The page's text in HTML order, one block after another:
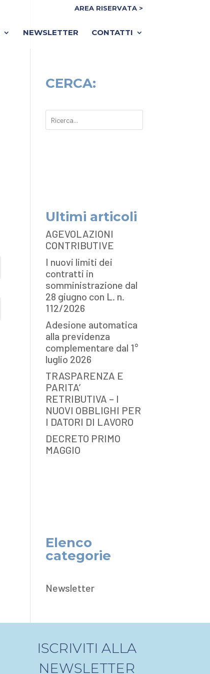
AREA RISERVATA >
NEWSLETTER CONTATTI
CERCA:
Ultimi articoli
AGEVOLAZIONI
CONTRIBUTIVE
I nuovi limiti dei
contratti in
somministrazione dal
28 giugno con L. n.
112/2026
Adesione automatica
alla previdenza
complementare dal 1°
luglio 2026
TRASPARENZA E
PARITA’
RETRIBUTIVA – I
NUOVI OBBLIGHI PER
I DATORI DI LAVORO
DECRETO PRIMO
MAGGIO
Elenco
categorie
Newsletter
ISCRIVITI ALLA
NEWSLETTER